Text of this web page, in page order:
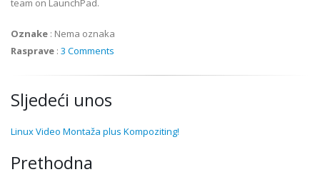
team on LaunchPad.
Oznake : Nema oznaka
Rasprave : 3 Comments
Sljedeći unos
Linux Video Montaža plus Kompoziting!
Prethodna